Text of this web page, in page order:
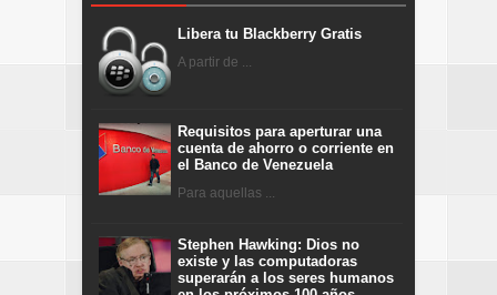
Libera tu Blackberry Gratis
A partir de ...
Requisitos para aperturar una
cuenta de ahorro o corriente en
el Banco de Venezuela
Para aquellas ...
Stephen Hawking: Dios no
existe y las computadoras
superarán a los seres humanos